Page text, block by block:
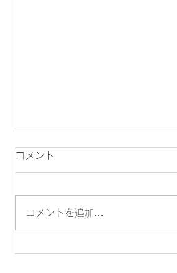
【飲めるほど安全？】次亜塩
コメント
コメントを追加…